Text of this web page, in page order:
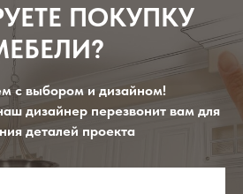
ПОКУПКУ
с выбором и дизайном!
дизайнер перезвонит вам для
деталей проекта